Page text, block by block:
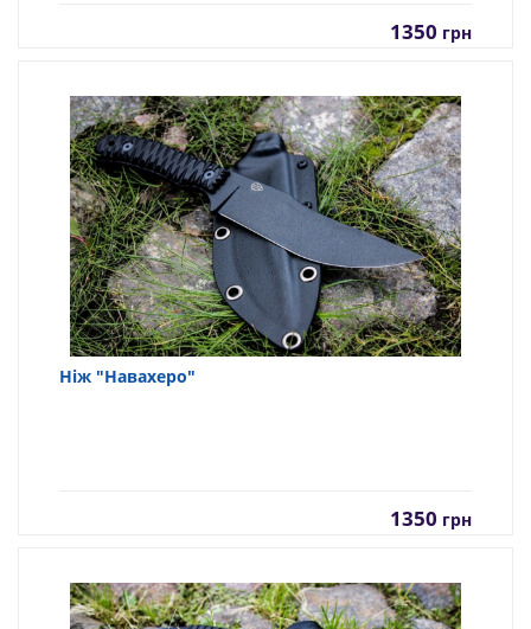
1350 грн
Ніж "Навахеро"
1350 грн